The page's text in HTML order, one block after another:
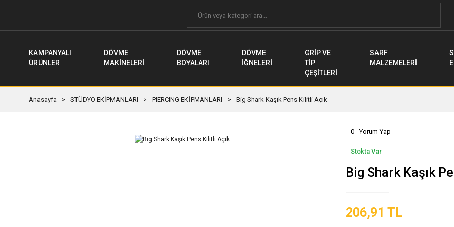
KAMPANYALI
ÜRÜNLER
DÖVME
MAKİNELERİ
DÖVME
BOYALARI
DÖVME
İĞNELERİ
GRİP VE
TİP
ÇEŞİTLERİ
SARF
MALZEMELERİ
Anasayfa STÜDYO EKİPMANLARI PIERCING EKİPMANLARI Big Shark Kaşık Pens Kilitli Açık
0 - Yorum Yap
Stokta Var
Big Shark Kaşık
206,91 TL